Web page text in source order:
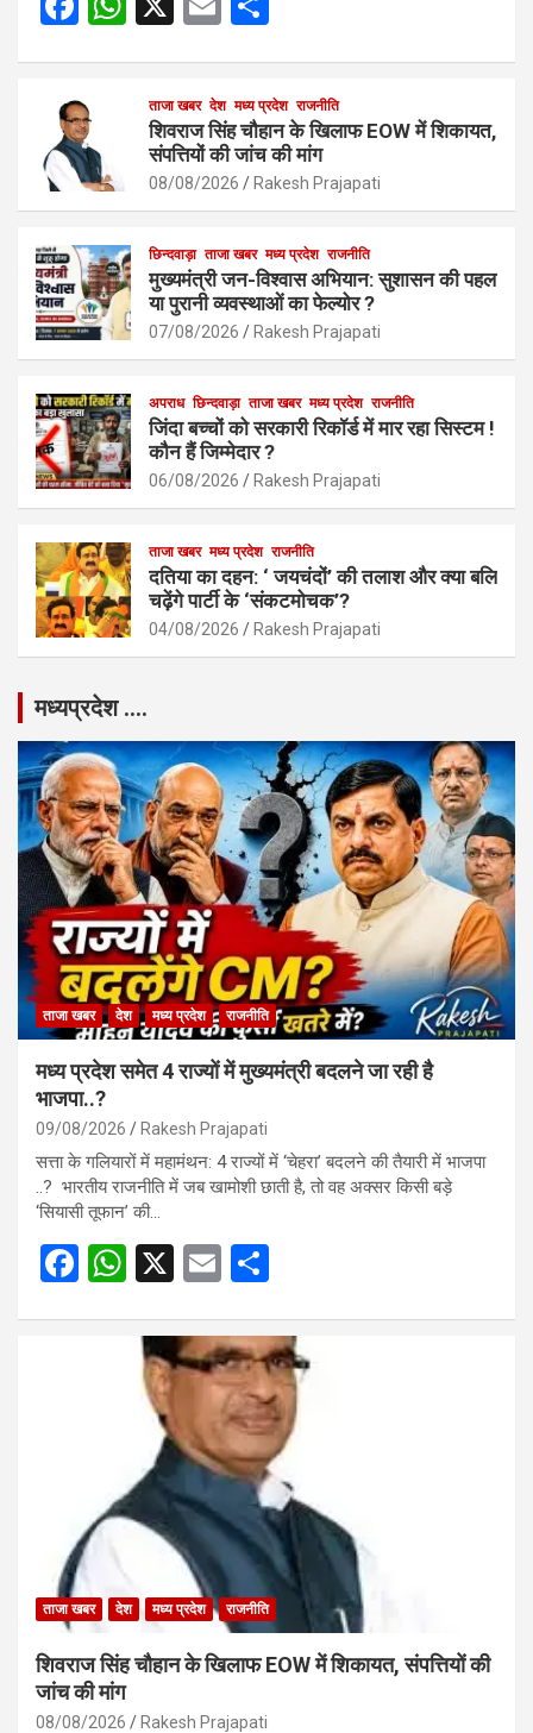
b
o
o
k
A
p
e
ताजा खबर देश मध्य प्रदेश राजनीति
शिवराज सिंह चौहान के खिलाफ EOW में शिकायत,
संपत्तियों की जांच की मांग
08/08/2026 Rakesh Prajapati
छिन्दवाड़ा ताजा खबर मध्य प्रदेश राजनीति
मुख्यमंत्री जन-विश्वास अभियान: सुशासन की पहल
या पुरानी व्यवस्थाओं का फेल्योर ?
07/08/2026 Rakesh Prajapati
अपराध छिन्दवाड़ा ताजा खबर मध्य प्रदेश राजनीति
जिंदा बच्चों को सरकारी रिकॉर्ड में मार रहा सिस्टम !
कौन हैं जिम्मेदार ?
06/08/2026 Rakesh Prajapati
ताजा खबर मध्य प्रदेश राजनीति
दतिया का दहन: ‘ जयचंदों’ की तलाश और क्या बलि
चढ़ेंगे पार्टी के ‘संकटमोचक’?
04/08/2026 Rakesh Prajapati
मध्यप्रदेश ….
ताजा खबर देश मध्य प्रदेश राजनीति
मध्य प्रदेश समेत 4 राज्यों में मुख्यमंत्री बदलने जा रही है
भाजपा..?
09/08/2026 Rakesh Prajapati
सत्ता के गलियारों में महामंथन: 4 राज्यों में ‘चेहरा’ बदलने की तैयारी में भाजपा
..? भारतीय राजनीति में जब खामोशी छाती है, तो वह अक्सर किसी बड़े
‘सियासी तूफान’ की…
F
W
at
s
A
p
X
E
ail ar
e
ताजा खबर देश मध्य प्रदेश राजनीति
शिवराज सिंह चौहान के खिलाफ EOW में शिकायत, संपत्तियों की
जांच की मांग
08/08/2026 Rakesh Prajapati